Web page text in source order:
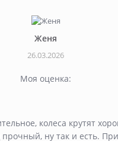
Женя
26.03.2026
Моя оценка:
колеса крутят
ну так и есть.